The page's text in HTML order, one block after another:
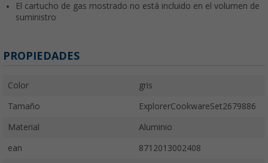
El cartucho de gas mostrado no está incluido en el volumen de
suministro
PROPIEDADES
Color gris
Tamaño ExplorerCookwareSet2679886
Material Aluminio
ean 8712013002408